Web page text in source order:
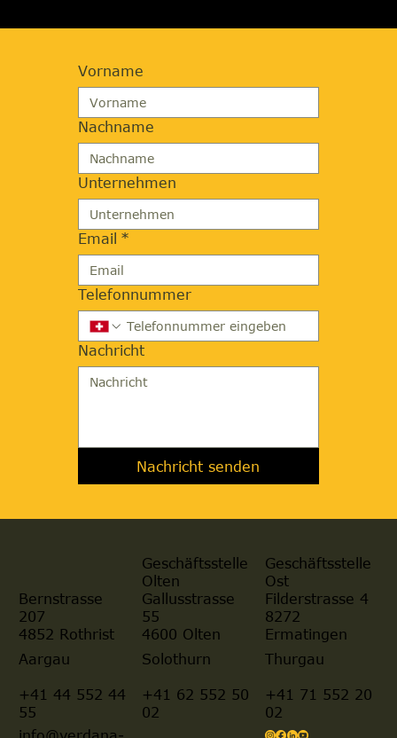
Vorname
Nachname
Unternehmen
Email *
Telefonnummer
Nachricht
Nachricht senden
Bernstrasse
207
4852 Rothrist
Geschäftsstelle
Olten
Gallusstrasse
55
4600 Olten
Geschäftsstelle
Ost
Filderstrasse 4
8272
Ermatingen
Aargau
+41 44 552 44
55
Solothurn
+41 62 552 50
02
Thurgau
+41 71 552 20
02
info@verdana-